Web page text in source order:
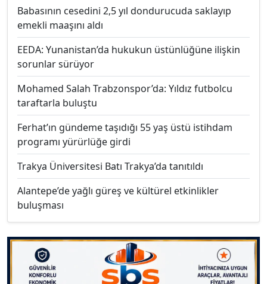
Babasının cesedini 2,5 yıl dondurucuda saklayıp
emekli maaşını aldı
EEDA: Yunanistan’da hukukun üstünlüğüne ilişkin
sorunlar sürüyor
Mohamed Salah Trabzonspor’da: Yıldız futbolcu
taraftarla buluştu
Ferhat’ın gündeme taşıdığı 55 yaş üstü istihdam
programı yürürlüğe girdi
Trakya Üniversitesi Batı Trakya’da tanıtıldı
Alantepe’de yağlı güreş ve kültürel etkinlikler
buluşması